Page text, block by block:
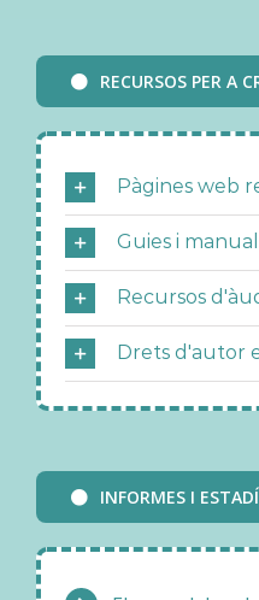
Pàgines web
Recursos
Drets d'autor
INFORMES I
El auge del
The State of